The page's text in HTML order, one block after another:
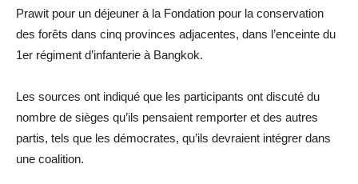
Prawit pour un déjeuner à la Fondation pour la conservation
des forêts dans cinq provinces adjacentes, dans l’enceinte du
1er régiment d’infanterie à Bangkok.
Les sources ont indiqué que les participants ont discuté du
nombre de sièges qu’ils pensaient remporter et des autres
partis, tels que les démocrates, qu’ils devraient intégrer dans
une coalition.